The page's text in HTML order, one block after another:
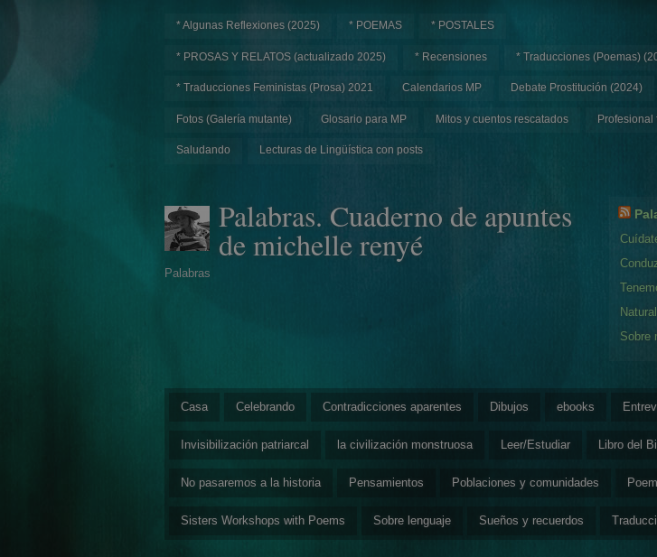
* Algunas Reflexiones (2025) * POEMAS * POSTALES
* PROSAS Y RELATOS (actualizado 2025) * Recensiones * Traducciones (Poemas)
* Traducciones Feministas (Prosa) 2021 Calendarios MP Debate Prostitución (2024)
Fotos (Galería mutante) Glosario para MP Mitos y cuentos rescatados Profesional
Saludando Lecturas de Lingüística con posts
Palabras. Cuaderno de apuntes
de michelle renyé
Palabras
Sobre
Casa Celebrando Contradicciones aparentes Dibujos ebooks
Invisibilización patriarcal la civilización monstruosa Leer/Estudiar Libro del
No pasaremos a la historia Pensamientos Poblaciones y comunidades
Sisters Workshops with Poems Sobre lenguaje Sueños y recuerdos